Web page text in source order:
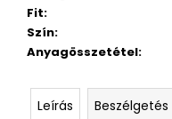
Fit:
Szín:
Anyagösszetétel:
Leírás Beszélgetés